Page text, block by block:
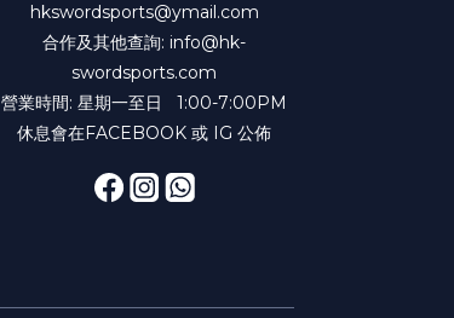
hkswordsports@ymail.com
合作及其他查詢: info@hk-
swordsports.com
營業時間: 星期一至日 1:00-7:00PM
休息會在FACEBOOK 或 IG 公佈